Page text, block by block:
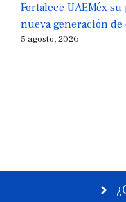
Fortalece UAEMéx
nueva generación
5 agosto, 2026